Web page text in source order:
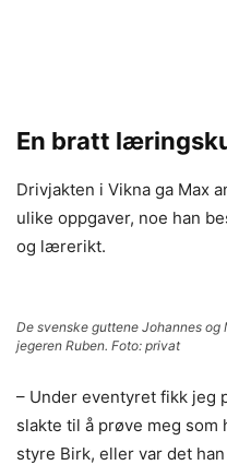
En bratt
Drivjakten i Vikna ga Max
ulike oppgaver, noe han
og lærerikt.
De svenske guttene Johannes
jegeren Ruben. Foto: privat
– Under eventyret fikk jeg
slakte til å prøve meg
styre Birk, eller var det